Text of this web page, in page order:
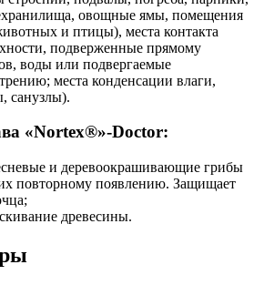
овощные ямы, помещения
и птицы), места контакта
подверженные прямому
воды или подвергаемые
места конденсации влаги,
санузлы).
«Nortex®»-Doctor:
и деревоокрашивающие грибы
повторному появлению. Защищает
древесины.